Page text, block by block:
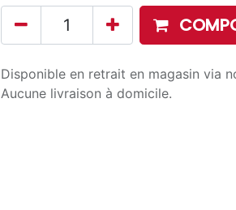
Disponible en retrait en magasin via
Aucune livraison à domicile.